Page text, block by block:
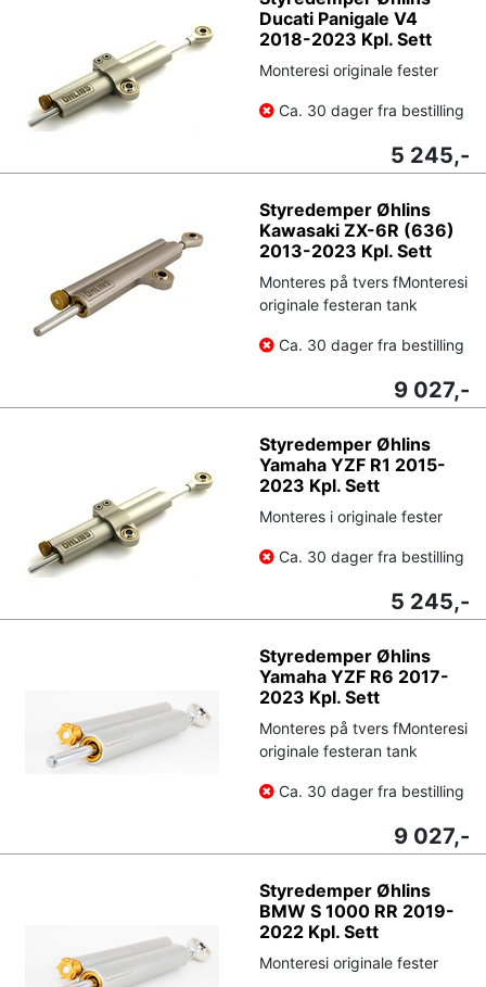
Ducati Panigale V4
2018-2023 Kpl. Sett
Monteresi originale fester
Ca. 30 dager fra bestilling
5 245,-
Styredemper Øhlins
Kawasaki ZX-6R (636)
2013-2023 Kpl. Sett
Monteres på tvers fMonteresi
originale festeran tank
Ca. 30 dager fra bestilling
9 027,-
Styredemper Øhlins
Yamaha YZF R1 2015-
2023 Kpl. Sett
Monteres i originale fester
Ca. 30 dager fra bestilling
5 245,-
Styredemper Øhlins
Yamaha YZF R6 2017-
2023 Kpl. Sett
Monteres på tvers fMonteresi
originale festeran tank
Ca. 30 dager fra bestilling
9 027,-
Styredemper Øhlins
BMW S 1000 RR 2019-
2022 Kpl. Sett
Monteresi originale fester